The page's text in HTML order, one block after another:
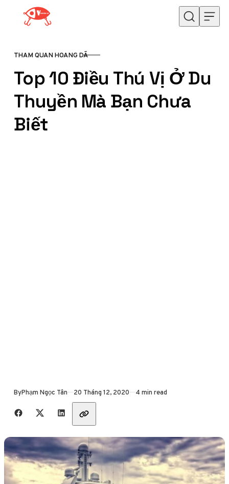
Skip to content
CATEGORY
THAM QUAN HOANG DÃ
Top 10 Điều Thú Vị Ở Du
Thuyền Mà Bạn Chưa
Biết
ByPhạm Ngọc Tân Published
20 Tháng 12, 2020 4 min read
Share with friends